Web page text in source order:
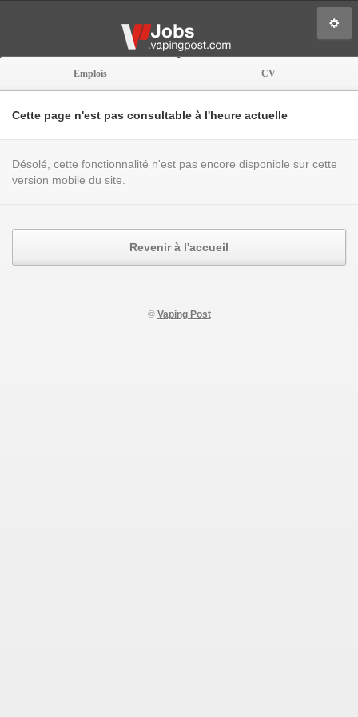
Emplois CV
Cette page n'est pas consultable à l'heure actuelle
Désolé, cette fonctionnalité n'est pas encore disponible sur cette
version mobile du site.
Revenir à l'accueil
© Vaping Post